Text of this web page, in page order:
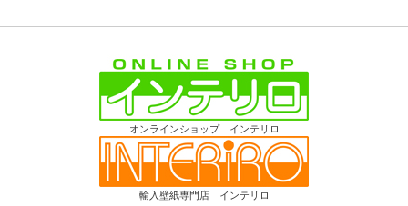
オンラインショップ インテリロ
輸入壁紙専門店 インテリロ